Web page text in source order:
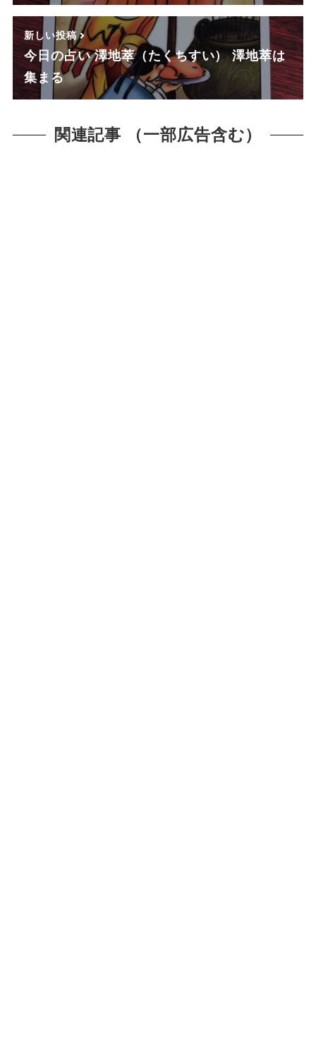
新しい投稿
今日の占い 澤地萃（たくちすい） 澤地萃は
集まる
関連記事 （一部広告含む）